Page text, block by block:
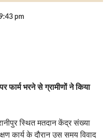
pm
फार्म भरने से ग्रामीणों ने किया
स्थित मतदान केंद्र संख्या
कार्य के दौरान उस समय विवाद